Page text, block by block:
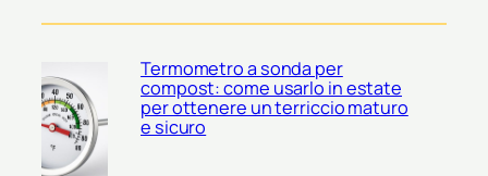
Termometro a sonda per
compost: come usarlo in estate
per ottenere un terriccio maturo
e sicuro